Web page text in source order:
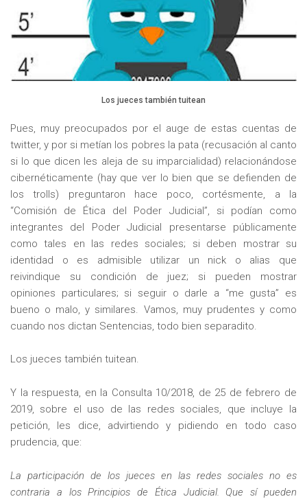
Los jueces también tuitean
Pues, muy preocupados por el auge de estas cuentas de
twitter, y por si metían los pobres la pata (recusación al canto
si lo que dicen les aleja de su imparcialidad) relacionándose
cibernéticamente (hay que ver lo bien que se defienden de
los trolls) preguntaron hace poco, cortésmente, a la
“Comisión de Ética del Poder Judicial”, si podían como
integrantes del Poder Judicial presentarse públicamente
como tales en las redes sociales; si deben mostrar su
identidad o es admisible utilizar un nick o alias que
reivindique su condición de juez; si pueden mostrar
opiniones particulares; si seguir o darle a “me gusta” es
bueno o malo, y similares. Vamos, muy prudentes y como
cuando nos dictan Sentencias, todo bien separadito.
Los jueces también tuitean.
Y la respuesta, en la Consulta 10/2018, de 25 de febrero de
2019, sobre el uso de las redes sociales, que incluye la
petición, les dice, advirtiendo y pidiendo en todo caso
prudencia, que:
La participación de los jueces en las redes sociales no es
contraria a los Principios de Ética Judicial. Que sí pueden